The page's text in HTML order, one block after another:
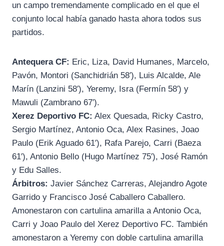
un campo tremendamente complicado en el que el
conjunto local había ganado hasta ahora todos sus
partidos.
Antequera CF: Eric, Liza, David Humanes, Marcelo,
Pavón, Montori (Sanchidrián 58′), Luis Alcalde, Ale
Marín (Lanzini 58′), Yeremy, Isra (Fermín 58′) y
Mawuli (Zambrano 67′).
Xerez Deportivo FC: Alex Quesada, Ricky Castro,
Sergio Martínez, Antonio Oca, Alex Rasines, Joao
Paulo (Erik Aguado 61′), Rafa Parejo, Carri (Baeza
61′), Antonio Bello (Hugo Martínez 75′), José Ramón
y Edu Salles.
Árbitros: Javier Sánchez Carreras, Alejandro Agote
Garrido y Francisco José Caballero Caballero.
Amonestaron con cartulina amarilla a Antonio Oca,
Carri y Joao Paulo del Xerez Deportivo FC. También
amonestaron a Yeremy con doble cartulina amarilla